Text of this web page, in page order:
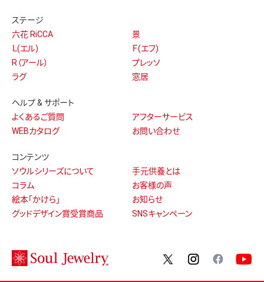
ステージ
六花 RiCCA
景
Ｌ(エル)
Ｆ(エフ)
R（アール）
プレッソ
ラグ
窓居
ヘルプ & サポート
よくあるご質問
アフターサービス
WEBカタログ
お問い合わせ
コンテンツ
ソウルシリーズについて
手元供養とは
コラム
お客様の声
絵本「かけら」
お知らせ
グッドデザイン賞受賞商品
SNSキャンペーン
twitterinstagram